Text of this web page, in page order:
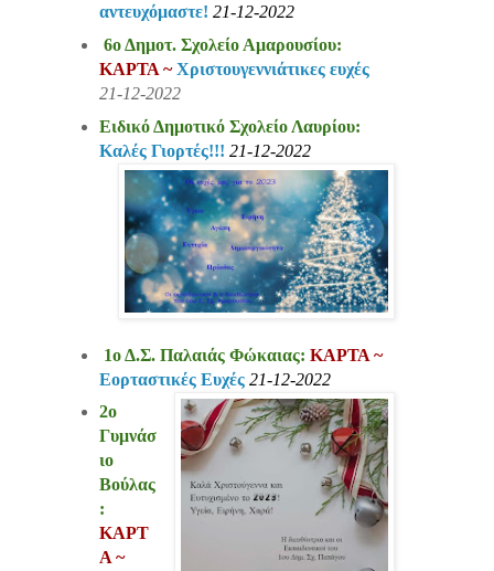
αντευχόμαστε! 21-12-2022
6ο Δημοτ. Σχολείο Αμαρουσίου:
ΚΑΡΤΑ ~Χριστουγεννιάτικες ευχές
21-12-2022
Ειδικό Δημοτικό Σχολείο Λαυρίου:
Kαλές Γιορτές!!! 21-12-2022
1ο Δ.Σ. Παλαιάς Φώκαιας: ΚΑΡΤΑ ~
Εορταστικές Ευχές 21-12-2022
2ο
Γυμνάσ
ιο
Βούλας
:
ΚΑΡΤ
Α ~